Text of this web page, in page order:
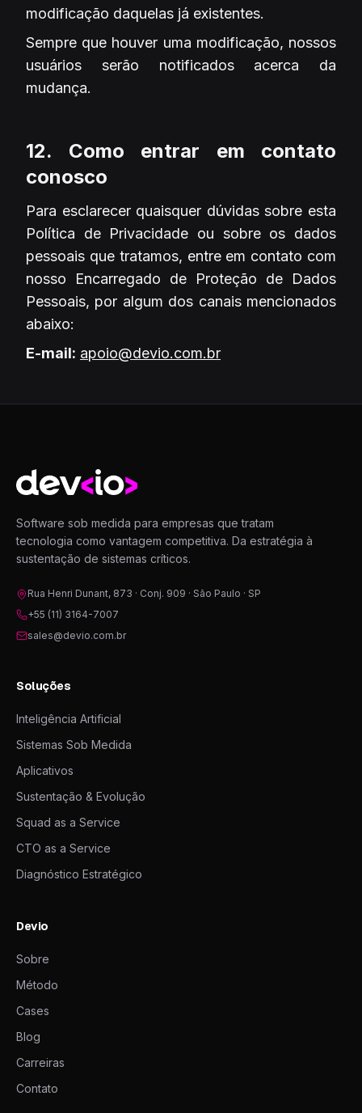
modificação daquelas já existentes.
Sempre que houver uma modificação, nossos
usuários serão notificados acerca da
mudança.
12. Como entrar em contato
conosco
Para esclarecer quaisquer dúvidas sobre esta
Política de Privacidade ou sobre os dados
pessoais que tratamos, entre em contato com
nosso Encarregado de Proteção de Dados
Pessoais, por algum dos canais mencionados
abaixo:
E-mail: apoio@devio.com.br
Devio
Software sob medida para empresas que tratam
tecnologia como vantagem competitiva. Da estratégia à
sustentação de sistemas críticos.
Rua Henri Dunant, 873 · Conj. 909 · São Paulo · SP
+55 (11) 3164-7007
sales@devio.com.br
Soluções
Inteligência Artificial
Sistemas Sob Medida
Aplicativos
Sustentação & Evolução
Squad as a Service
CTO as a Service
Diagnóstico Estratégico
Devio
Sobre
Método
Cases
Blog
Carreiras
Contato